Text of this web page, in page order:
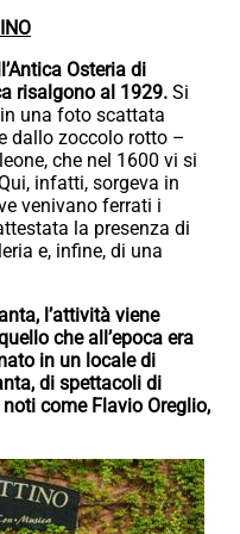
Osteria di
risalgono al 1929. Si
una foto scattata
dallo zoccolo rotto –
che nel 1600 vi si
infatti, sorgeva in
venivano ferrati i
la presenza di
e, infine, di una
l’attività viene
che all’epoca era
in un locale di
di spettacoli di
come Flavio Oreglio,